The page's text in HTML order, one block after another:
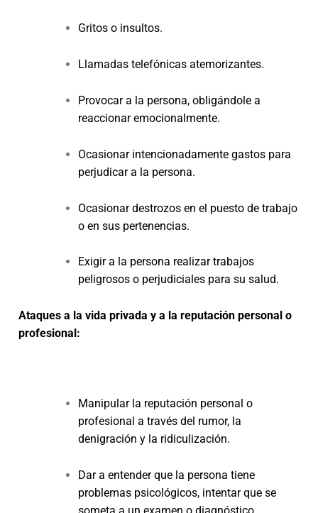
Gritos o insultos.
Llamadas telefónicas atemorizantes.
Provocar a la persona, obligándole a
reaccionar emocionalmente.
Ocasionar intencionadamente gastos para
perjudicar a la persona.
Ocasionar destrozos en el puesto de trabajo
o en sus pertenencias.
Exigir a la persona realizar trabajos
peligrosos o perjudiciales para su salud.
Ataques a la vida privada y a la reputación personal o
profesional:
Manipular la reputación personal o
profesional a través del rumor, la
denigración y la ridiculización.
Dar a entender que la persona tiene
problemas psicológicos, intentar que se
someta a un examen o diagnóstico